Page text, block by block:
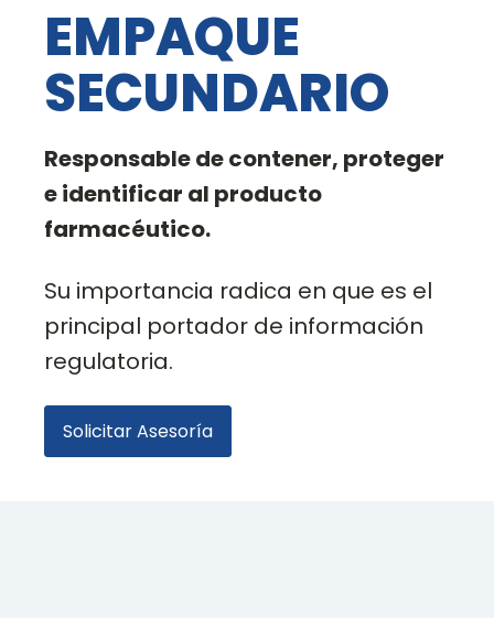
EMPAQUE
SECUNDARIO
Responsable de contener, proteger
e identificar al producto
farmacéutico.
Su importancia radica en que es el
principal portador de información
regulatoria.
Solicitar Asesoría